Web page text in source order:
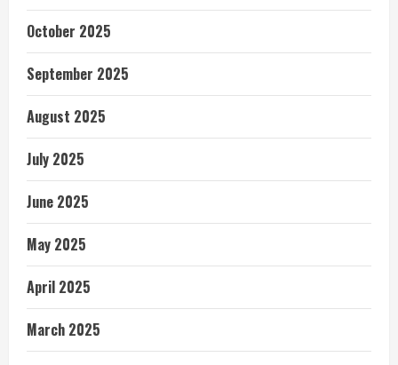
October 2025
September 2025
August 2025
July 2025
June 2025
May 2025
April 2025
March 2025